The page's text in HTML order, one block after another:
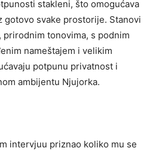
stakleni, što omogućava
gotovo svake prostorije. Stanovi
tonovima, s podnim
nameštajem i velikim
potpunu privatnost i
ambijentu Njujorka.
intervjuu priznao koliko mu se